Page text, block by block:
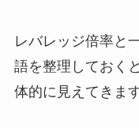
レバレッジ倍率と
語を整理しておく
体的に見えてきます